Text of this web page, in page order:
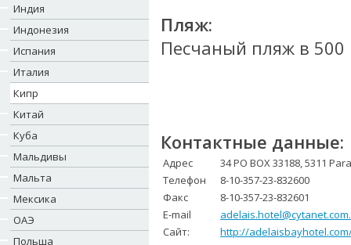
Индия
Индонезия
Испания
Италия
Кипр
Китай
Куба
Мальдивы
Мальта
Мексика
ОАЭ
Польша
Пляж:
Песчаный пляж в 500
Контактные данные:
Адрес
34 PO BOX 33188, 5311
Телефон
8-10-357-23-832600
Факс
8-10-357-23-832601
E-mail
Сайт:
http://